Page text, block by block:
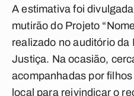
A estimativa foi
mutirão do Projeto
realizado no auditório da
Justiça. Na ocasião,
acompanhadas por
local para reivindicar o